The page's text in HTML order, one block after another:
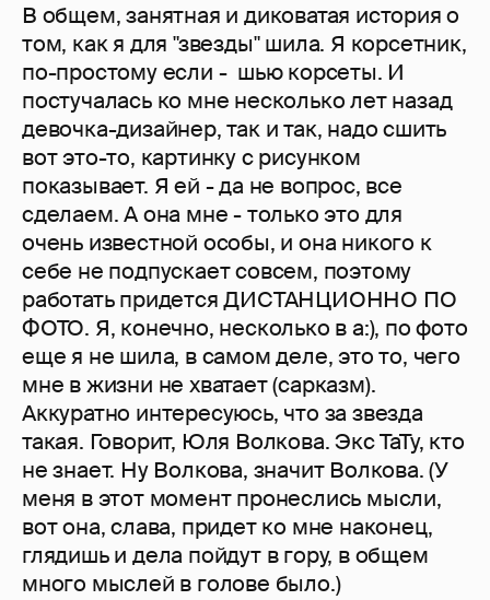
В общем, занятная и диковатая история о
том, как я для "звезды" шила. Я корсетник,
по-простому если - шью корсеты. И
постучалась ко мне несколько лет назад
девочка-дизайнер, так и так, надо сшить
вот это-то, картинку с рисунком
показывает. Я ей - да не вопрос, все
сделаем. А она мне - только это для
очень известной особы, и она никого к
себе не подпускает совсем, поэтому
работать придется ДИСТАНЦИОННО ПО
ФОТО. Я, конечно, несколько в а:), по фото
еще я не шила, в самом деле, это то, чего
мне в жизни не хватает (сарказм).
Аккуратно интересуюсь, что за звезда
такая. Говорит, Юля Волкова. Экс ТаТу, кто
не знает. Ну Волкова, значит Волкова. (У
меня в этот момент пронеслись мысли,
вот она, слава, придет ко мне наконец,
глядишь и дела пойдут в гору, в общем
много мыслей в голове было.)